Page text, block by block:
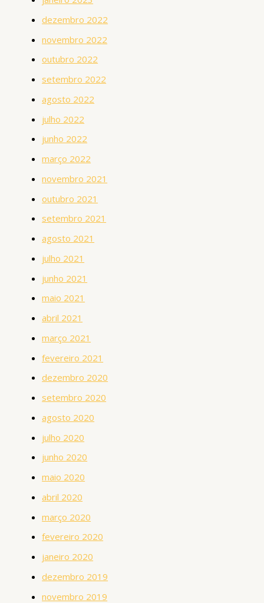
dezembro 2022
novembro 2022
outubro 2022
setembro 2022
agosto 2022
julho 2022
junho 2022
março 2022
novembro 2021
outubro 2021
setembro 2021
agosto 2021
julho 2021
junho 2021
maio 2021
abril 2021
março 2021
fevereiro 2021
dezembro 2020
setembro 2020
agosto 2020
julho 2020
junho 2020
maio 2020
abril 2020
março 2020
fevereiro 2020
janeiro 2020
dezembro 2019
novembro 2019